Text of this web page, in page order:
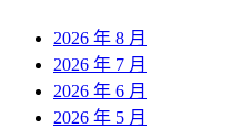
2026 年 8 月
2026 年 7 月
2026 年 6 月
2026 年 5 月